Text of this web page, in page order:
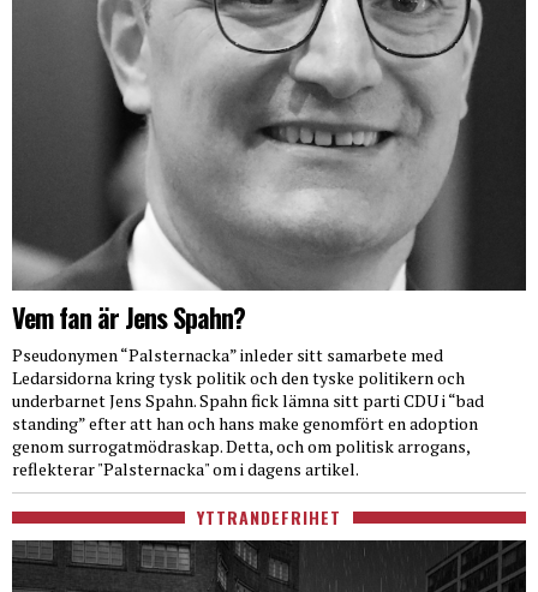
Vem fan är Jens Spahn?
Pseudonymen “Palsternacka” inleder sitt samarbete med
Ledarsidorna kring tysk politik och den tyske politikern och
underbarnet Jens Spahn. Spahn fick lämna sitt parti CDU i “bad
standing” efter att han och hans make genomfört en adoption
genom surrogatmödraskap. Detta, och om politisk arrogans,
reflekterar "Palsternacka" om i dagens artikel.
YTTRANDEFRIHET